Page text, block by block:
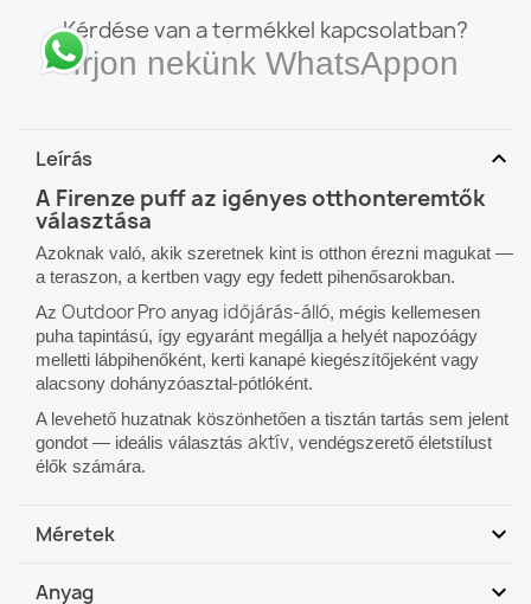
Kérdése van a termékkel kapcsolatban?
Írjon nekünk WhatsAppon
Leírás expand_more
A Firenze puff az igényes otthonteremtők
választása
Azoknak való, akik szeretnek kint is otthon érezni magukat —
a teraszon, a kertben vagy egy fedett pihenősarokban.
Az Outdoor Pro anyag időjárás-álló, mégis kellemesen
puha tapintású, így egyaránt megállja a helyét napozóágy
melletti lábpihenőként, kerti kanapé kiegészítőjeként vagy
alacsony dohányzóasztal-pótlóként.
A levehető huzatnak köszönhetően a tisztán tartás sem jelent
gondot — ideális választás aktív, vendégszerető életstílust
élők számára.
Méretek expand_more
Anyag expand_more